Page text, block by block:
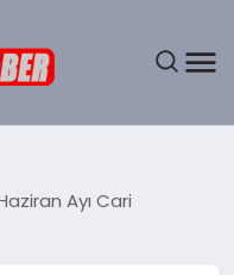
Ayı Cari